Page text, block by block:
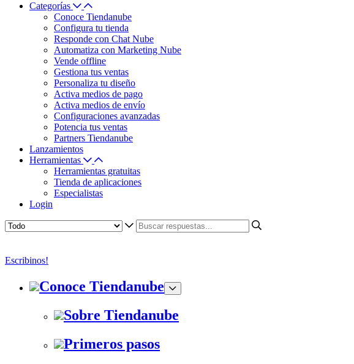
Categorías
Conoce Tiendanube
Configura tu tienda
Responde con Chat Nube
Automatiza con Marketing Nube
Vende offline
Gestiona tus ventas
Personaliza tu diseño
Activa medios de pago
Activa medios de envío
Configuraciones avanzadas
Potencia tus ventas
Partners Tiendanube
Lanzamientos
Herramientas
Herramientas gratuitas
Tienda de aplicaciones
Especialistas
Login
Escribinos!
Conoce Tiendanube
Sobre Tiendanube
Primeros pasos